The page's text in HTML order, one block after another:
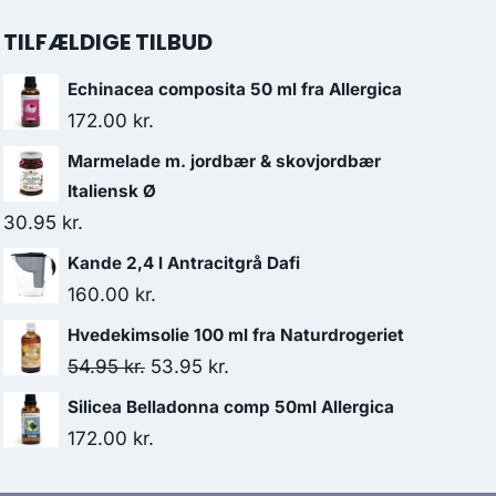
TILFÆLDIGE TILBUD
Echinacea composita 50 ml fra Allergica
172.00 kr.
Marmelade m. jordbær & skovjordbær
Italiensk Ø
30.95 kr.
Kande 2,4 l Antracitgrå Dafi
160.00 kr.
Hvedekimsolie 100 ml fra Naturdrogeriet
54.95kr. Den
oprindelige
53.95 kr.
aktuelle
Silicea Belladonna comp 50ml Allergica
172.00 kr.